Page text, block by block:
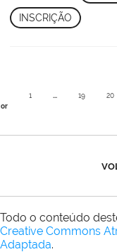
INSCRIÇÃO
1 ... 19 20
Todo o conteúdo
Creative Commons
Adaptada.